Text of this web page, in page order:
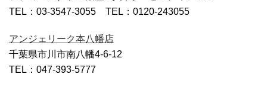
TEL：03-3547-3055 TEL：0120-243055
アンジェリーク本八幡店
千葉県市川市南八幡4-6-12
TEL：047-393-5777